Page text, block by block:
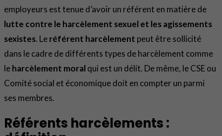
employeurs est tenue d’avoir un référent en matière de
lutte contre le harcèlement sexuel et les agissements
sexistes. Leréférent harcèlement peut être sollicité
dans le cadre de différents types de harcèlement comme
leharcèlement moral qui est un délit. De même, le CSE ou
Comité social et économique doit en compter un parmi
ses membres.
Référents harcèlements :